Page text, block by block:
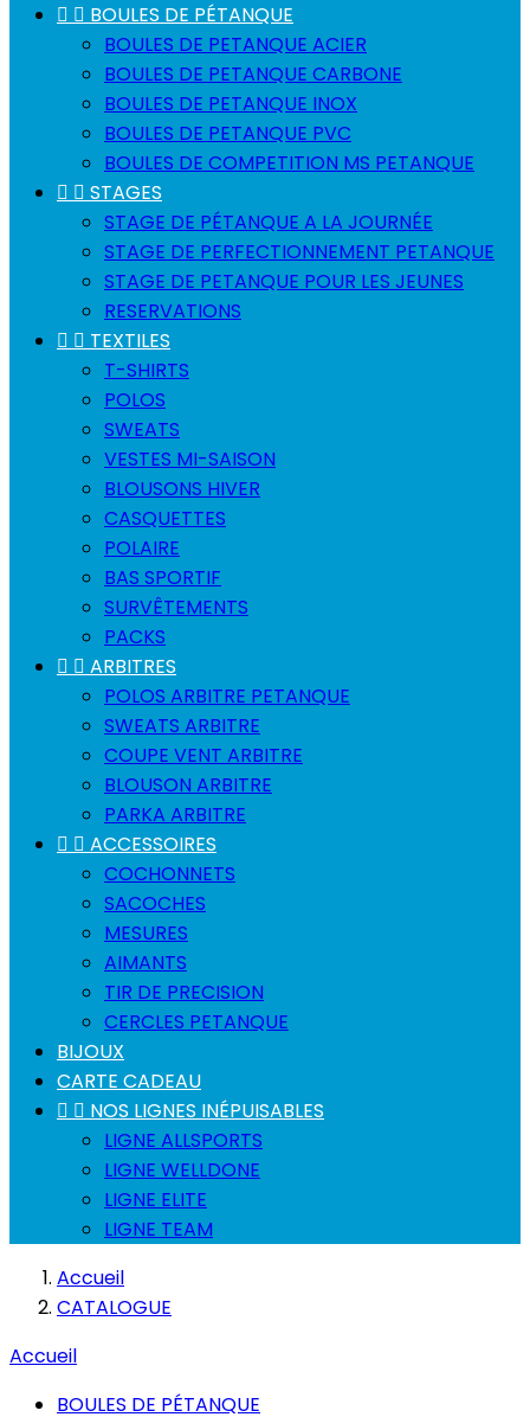
  BOULES DE PÉTANQUE
BOULES DE PETANQUE ACIER
BOULES DE PETANQUE CARBONE
BOULES DE PETANQUE INOX
BOULES DE PETANQUE PVC
BOULES DE COMPETITION MS PETANQUE
  STAGES
STAGE DE PÉTANQUE A LA JOURNÉE
STAGE DE PERFECTIONNEMENT PETANQUE
STAGE DE PETANQUE POUR LES JEUNES
RESERVATIONS
  TEXTILES
T-SHIRTS
POLOS
SWEATS
VESTES MI-SAISON
BLOUSONS HIVER
CASQUETTES
POLAIRE
BAS SPORTIF
SURVÊTEMENTS
PACKS
  ARBITRES
POLOS ARBITRE PETANQUE
SWEATS ARBITRE
COUPE VENT ARBITRE
BLOUSON ARBITRE
PARKA ARBITRE
  ACCESSOIRES
COCHONNETS
SACOCHES
MESURES
AIMANTS
TIR DE PRECISION
CERCLES PETANQUE
BIJOUX
CARTE CADEAU
  NOS LIGNES INÉPUISABLES
LIGNE ALLSPORTS
LIGNE WELLDONE
LIGNE ELITE
LIGNE TEAM
Accueil
CATALOGUE
Accueil
BOULES DE PÉTANQUE